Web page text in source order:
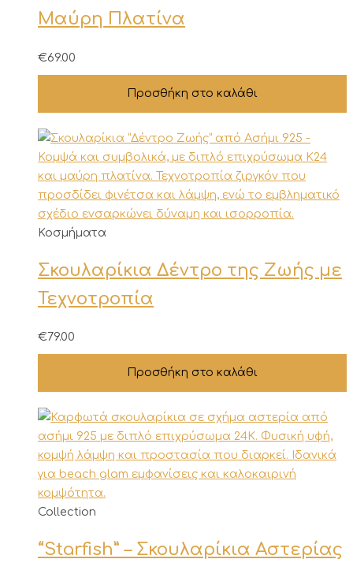
Μαύρη Πλατίνα
€69.00
Προσθήκη στο καλάθι
Κοσμήματα
Σκουλαρίκια Δέντρο της Ζωής με
Τεχνοτροπία
€79.00
Προσθήκη στο καλάθι
Collection
“Starfish” – Σκουλαρίκια Αστερίας